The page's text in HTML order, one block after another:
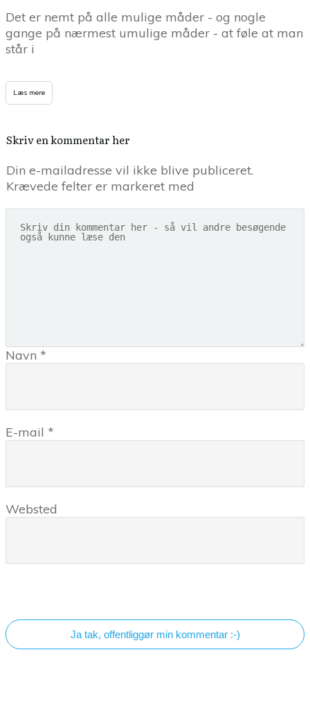
Det er nemt på alle mulige måder - og nogle
gange på nærmest umulige måder - at føle at man
står i
Læs mere
Skriv en kommentar her
Din e-mailadresse vil ikke blive publiceret.
Krævede felter er markeret med
Navn *
E-mail *
Websted
Ja tak, offentliggør min kommentar :-)